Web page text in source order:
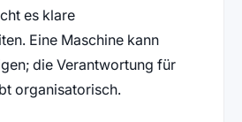
es klare
Eine Maschine kann
die Verantwortung für
organisatorisch.